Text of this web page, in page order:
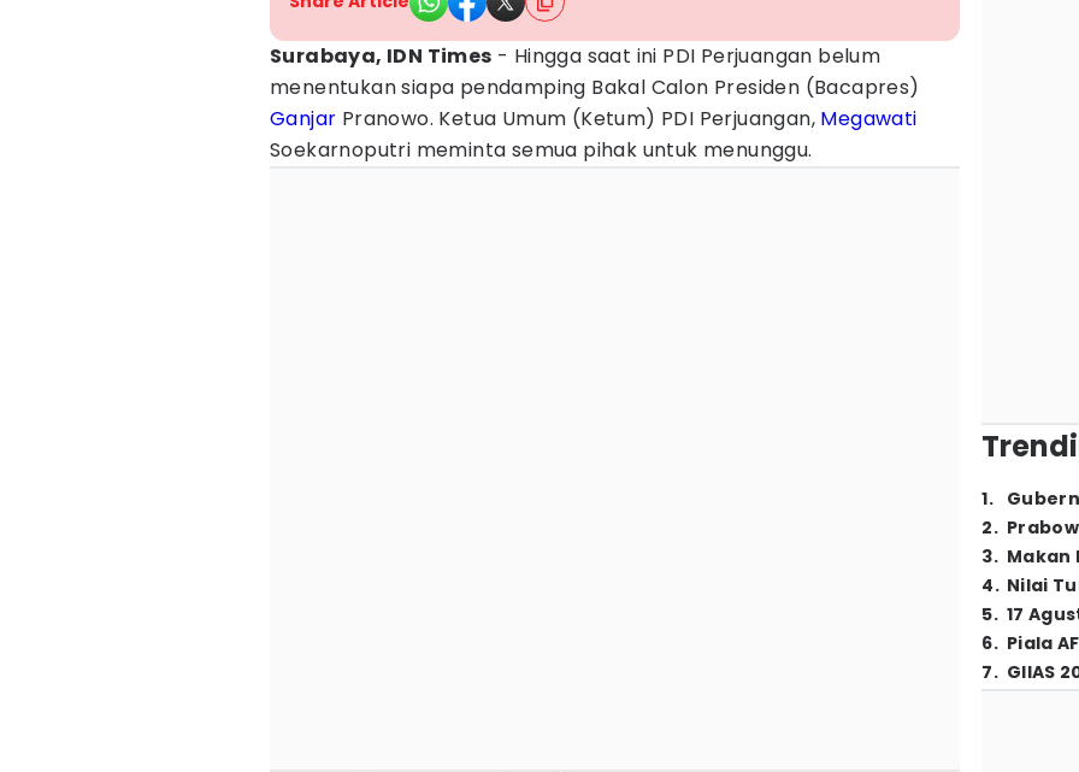
Surabaya, IDN Times - Hingga saat ini PDI Perjuangan belum
menentukan siapa pendamping Bakal Calon Presiden (Bacapres)
Ganjar Pranowo. Ketua Umum (Ketum) PDI Perjuangan, Megawati
Soekarnoputri meminta semua pihak untuk menunggu.
1.
2.
3. Makan
4. Nilai
5. 17
6. Piala
7. GIIAS